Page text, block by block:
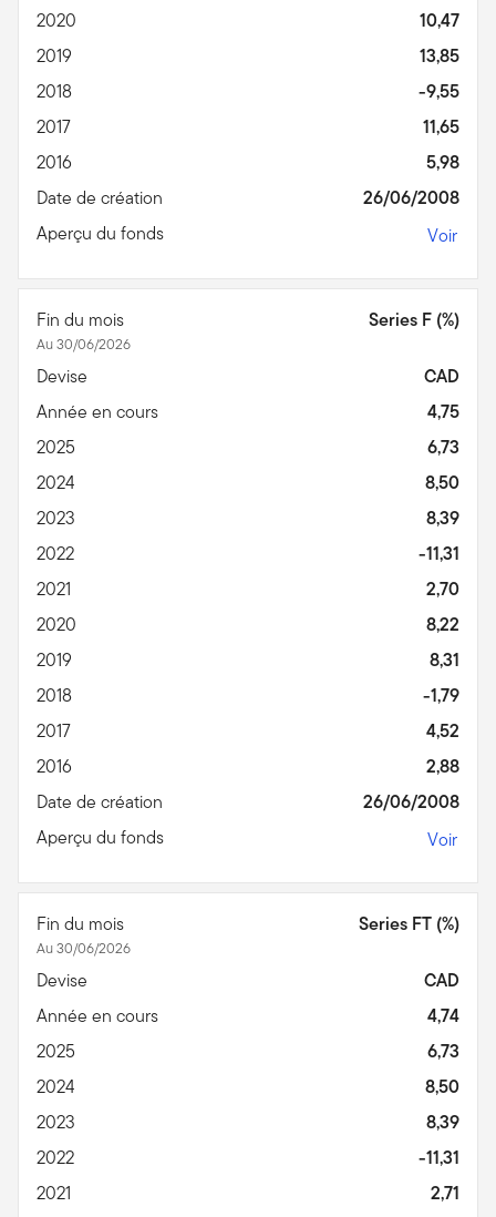
2020
10,47
2019
13,85
2018
-9,55
2017
11,65
2016
5,98
Date de création
26/06/2008
Aperçu du fonds
Voir
Fin du mois
Au 30/06/2026
Series F (%)
Devise
CAD
Année en cours
4,75
2025
6,73
2024
8,50
2023
8,39
2022
-11,31
2021
2,70
2020
8,22
2019
8,31
2018
-1,79
2017
4,52
2016
2,88
Date de création
26/06/2008
Aperçu du fonds
Voir
Fin du mois
Au 30/06/2026
Series FT (%)
Devise
CAD
Année en cours
4,74
2025
6,73
2024
8,50
2023
8,39
2022
-11,31
2021
2,71